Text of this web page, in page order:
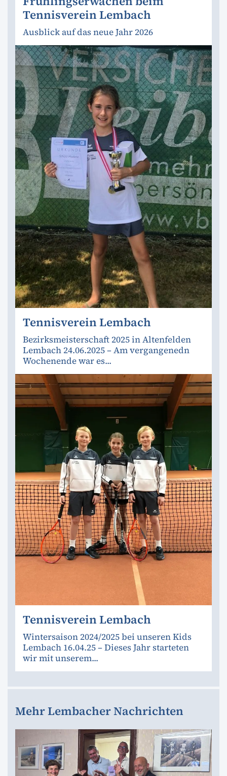
Tennisverein Lembach
Ausblick auf das neue Jahr 2026
Tennisverein Lembach
Bezirksmeisterschaft 2025 in Altenfelden
Lembach 24.06.2025 – Am vergangenedn
Wochenende war es...
Tennisverein Lembach
Wintersaison 2024/2025 bei unseren Kids
Lembach 16.04.25 – Dieses Jahr starteten
wir mit unserem...
Mehr Lembacher Nachrichten